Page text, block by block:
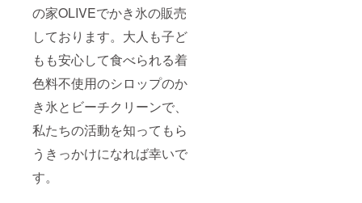
の家OLIVEでかき氷の販売
しております。大人も子ど
もも安心して食べられる着
色料不使用のシロップのか
き氷とビーチクリーンで、
私たちの活動を知ってもら
うきっかけになれば幸いで
す。